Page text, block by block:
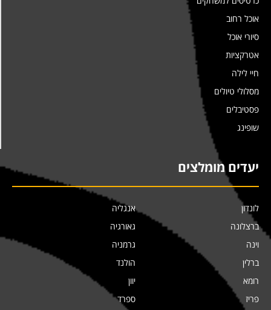
אוכל רחוב
סיורי אוכל
אטרקציות
חיי לילה
מסלולי טיולים
פסטיבלים
שופינג
יעדים מומלצים
לונדון
ברצלונה
וינה
ברלין
רומא
פריז
אנגליה
גאורגיה
גרמניה
הולנד
יוון
ספרד